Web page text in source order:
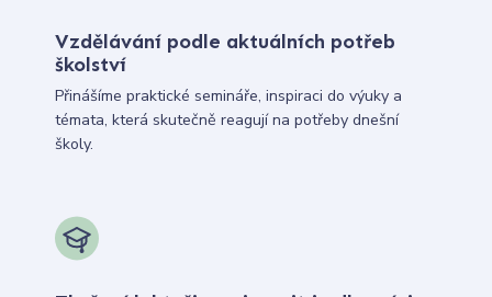
Vzdělávání podle aktuálních potřeb
školství
Přinášíme praktické semináře, inspiraci do výuky a
témata, která skutečně reagují na potřeby dnešní
školy.